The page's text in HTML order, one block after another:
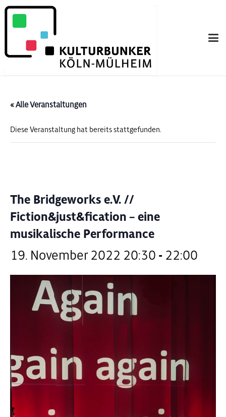
« Alle Veranstaltungen
Diese Veranstaltung hat bereits stattgefunden.
The Bridgeworks e.V. //
Fiction&just&fication – eine
musikalische Performance
19. November 2022 20:30 - 22:00